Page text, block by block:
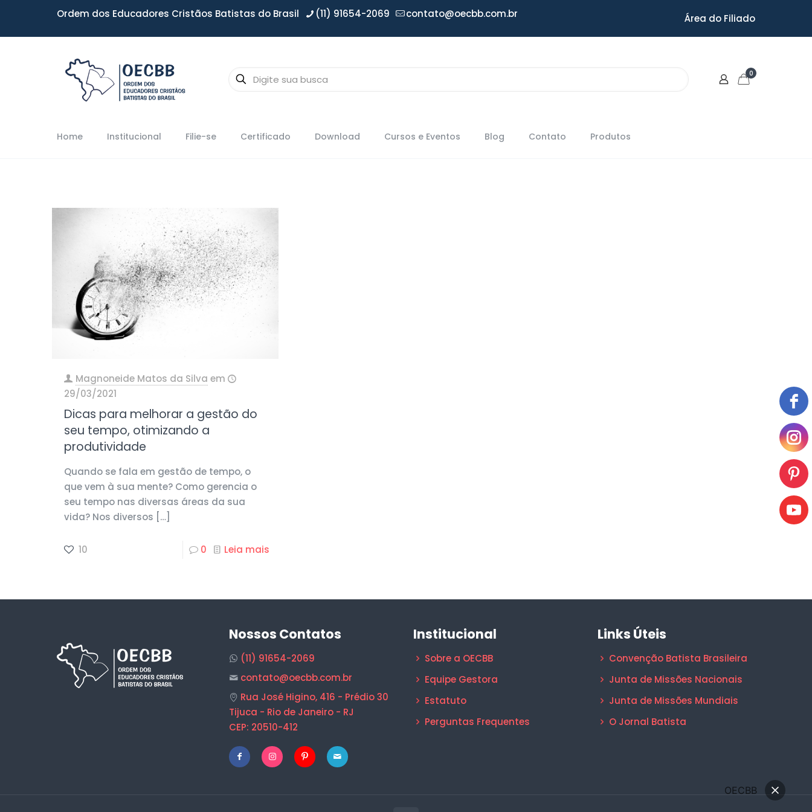
Ordem dos Educadores Cristãos Batistas do Brasil (11) 91654-2069 contato@oecbb.com.br Área do Filiado
0
Home Institucional Filie-se Certificado Download Cursos e Eventos Blog Contato Produtos
Magnoneide Matos da Silva em
29/03/2021
Dicas para melhorar a gestão do
seu tempo, otimizando a
produtividade
Quando se fala em gestão de tempo, o
que vem à sua mente? Como gerencia o
seu tempo nas diversas áreas da sua
vida? Nos diversos […]
10 0 Leia mais
Nossos Contatos
(11) 91654-2069
contato@oecbb.com.br
Rua José Higino, 416 - Prédio 30
Tijuca - Rio de Janeiro - RJ
CEP: 20510-412
Institucional
Sobre a OECBB
Equipe Gestora
Estatuto
Perguntas Frequentes
Links Úteis
Convenção Batista Brasileira
Junta de Missões Nacionais
Junta de Missões Mundiais
O Jornal Batista
OECBB